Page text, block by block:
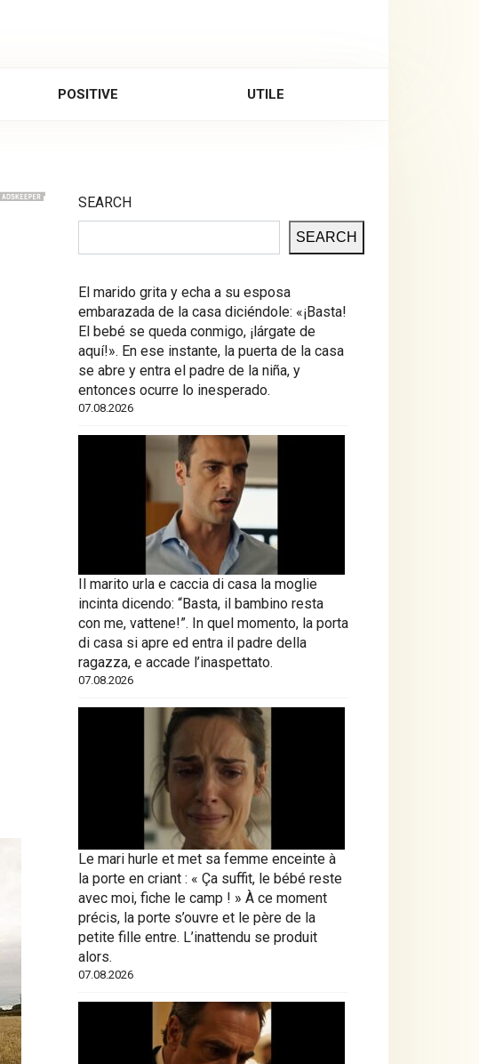
POSITIVE UTILE
SEARCH
SEARCH
El marido grita y echa a su esposa
embarazada de la casa diciéndole: «¡Basta!
El bebé se queda conmigo, ¡lárgate de
aquí!». En ese instante, la puerta de la casa
se abre y entra el padre de la niña, y
entonces ocurre lo inesperado.
07.08.2026
Il marito urla e caccia di casa la moglie
incinta dicendo: “Basta, il bambino resta
con me, vattene!”. In quel momento, la porta
di casa si apre ed entra il padre della
ragazza, e accade l’inaspettato.
07.08.2026
Le mari hurle et met sa femme enceinte à
la porte en criant : « Ça suffit, le bébé reste
avec moi, fiche le camp ! » À ce moment
précis, la porte s’ouvre et le père de la
petite fille entre. L’inattendu se produit
alors.
07.08.2026